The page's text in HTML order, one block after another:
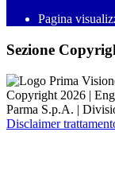
Pagina
Sezione
Copyright 2026 |
Parma S.p.A. |
Disclaimer